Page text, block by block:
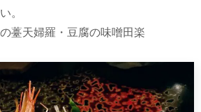
。
薹天婦羅・豆腐の味噌田楽